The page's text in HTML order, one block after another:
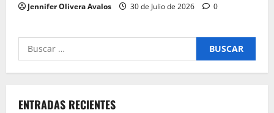
Jennifer Olivera Avalos 30 de Julio de 2026 0
Buscar
por:
ENTRADAS RECIENTES